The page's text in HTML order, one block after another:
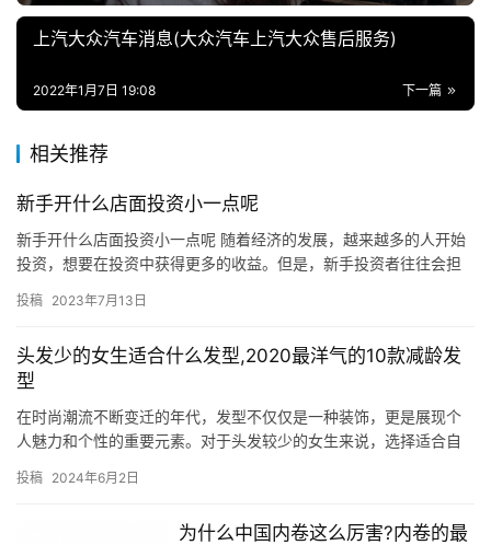
上汽大众汽车消息(大众汽车上汽大众售后服务)
下一篇
2022年1月7日 19:08
相关推荐
新手开什么店面投资小一点呢
新手开什么店面投资小一点呢 随着经济的发展，越来越多的人开始
投资，想要在投资中获得更多的收益。但是，新手投资者往往会担
新手…
投稿 2023年7月13日
头发少的女生适合什么发型,2020最洋气的10款减龄发
型
在时尚潮流不断变迁的年代，发型不仅仅是一种装饰，更是展现个
人魅力和个性的重要元素。对于头发较少的女生来说，选择适合自
2020…
投稿 2024年6月2日
为什么中国内卷这么厉害?内卷的最